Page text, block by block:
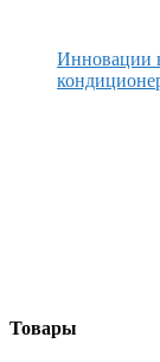
Инновации
Товары